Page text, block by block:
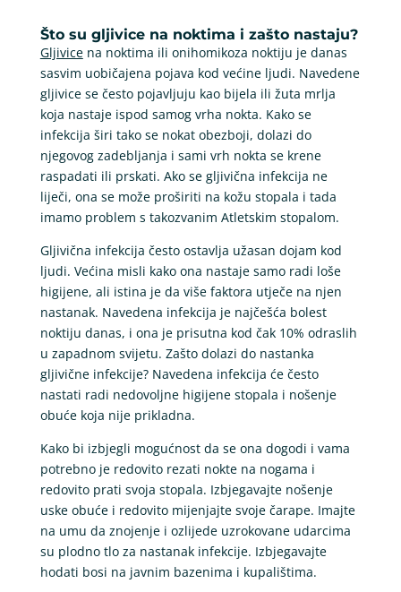
Što su gljivice na noktima i zašto nastaju?
Gljivicena noktima ili onihomikoza noktiju je danas
sasvim uobičajena pojava kod većine ljudi. Navedene
gljivice se često pojavljuju kao bijela ili žuta mrlja
koja nastaje ispod samog vrha nokta. Kako se
infekcija širi tako se nokat obezboji, dolazi do
njegovog zadebljanja i sami vrh nokta se krene
raspadati ili prskati. Ako se gljivična infekcija ne
liječi, ona se može proširiti na kožu stopala i tada
imamo problem s takozvanim Atletskim stopalom.
Gljivična infekcija često ostavlja užasan dojam kod
ljudi. Većina misli kako ona nastaje samo radi loše
higijene, ali istina je da više faktora utječe na njen
nastanak. Navedena infekcija je najčešća bolest
noktiju danas, i ona je prisutna kod čak 10% odraslih
u zapadnom svijetu. Zašto dolazi do nastanka
gljivične infekcije? Navedena infekcija će često
nastati radi nedovoljne higijene stopala i nošenje
obuće koja nije prikladna.
Kako bi izbjegli mogućnost da se ona dogodi i vama
potrebno je redovito rezati nokte na nogama i
redovito prati svoja stopala. Izbjegavajte nošenje
uske obuće i redovito mijenjajte svoje čarape. Imajte
na umu da znojenje i ozlijede uzrokovane udarcima
su plodno tlo za nastanak infekcije. Izbjegavajte
hodati bosi na javnim bazenima i kupalištima.